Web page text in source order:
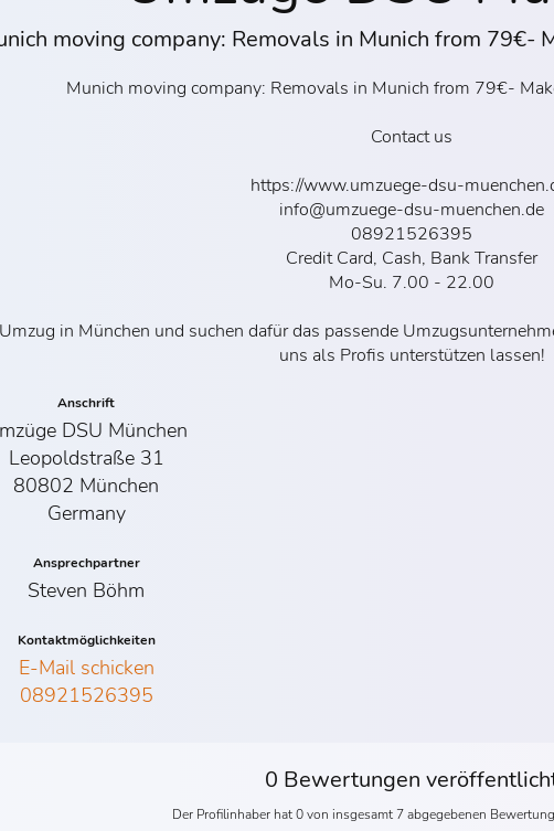
moving company: Removals in Munich from 79€-
Munich moving company: Removals in Munich from 79€-
Contact us
https://www.umzuege-dsu-
info@umzuege-dsu-muenchen.de
08921526395
Credit Card, Cash, Bank Transfer
Mo-Su. 7.00 - 22.00
in München und suchen dafür das passende
uns als Profis unterstützen lassen!
Anschrift
DSU München
Leopoldstraße 31
80802 München
Germany
Ansprechpartner
Steven Böhm
Kontaktmöglichkeiten
E-Mail schicken
08921526395
0 Bewertungen
Der Profilinhaber hat 0 von insgesamt 7 abgegebenen